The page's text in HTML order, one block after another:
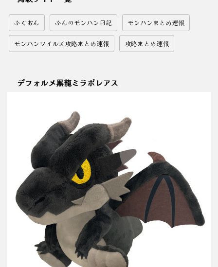
ふぐおん ふんのモンハン日記 モンハンまとめ速報
モンハンワイルズ攻略まとめ速報 攻略まとめ速報
デフォルメ黒龍ミラボレアス